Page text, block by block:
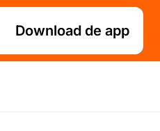
Download de app